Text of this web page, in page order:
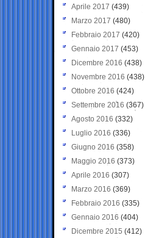
Aprile 2017 (439)
Marzo 2017 (480)
Febbraio 2017 (420)
Gennaio 2017 (453)
Dicembre 2016 (438)
Novembre 2016 (438)
Ottobre 2016 (424)
Settembre 2016 (367)
Agosto 2016 (332)
Luglio 2016 (336)
Giugno 2016 (358)
Maggio 2016 (373)
Aprile 2016 (307)
Marzo 2016 (369)
Febbraio 2016 (335)
Gennaio 2016 (404)
Dicembre 2015 (412)